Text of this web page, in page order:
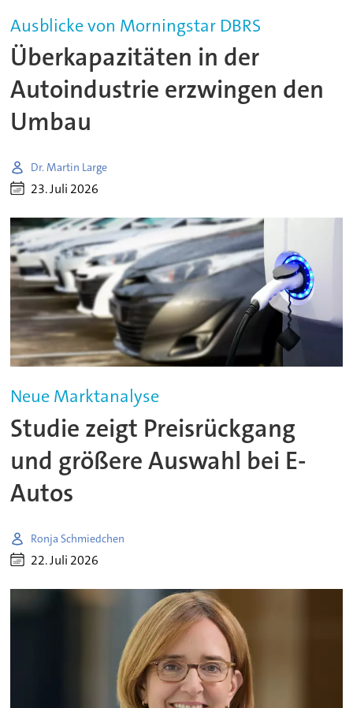
Ausblicke von Morningstar DBRS
Überkapazitäten in der
Autoindustrie erzwingen den
Umbau
Dr. Martin Large
23. Juli 2026
Neue Marktanalyse
Studie zeigt Preisrückgang
und größere Auswahl bei E-
Autos
Ronja Schmiedchen
22. Juli 2026